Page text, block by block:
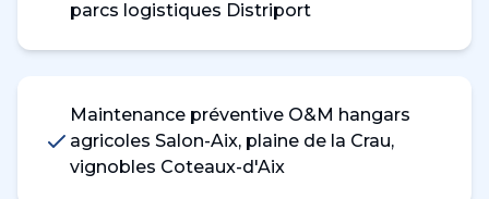
parcs logistiques Distriport
Maintenance préventive O&M hangars
agricoles Salon-Aix, plaine de la Crau,
vignobles Coteaux-d'Aix